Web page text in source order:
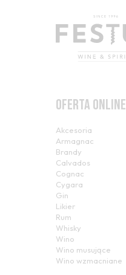
OFERTA ONLINE
Akcesoria
Armagnac
Brandy
Calvados
Cognac
Cygara
Gin
Likier
Rum
Whisky
Wino
Wino musujące
Wino wzmacniane